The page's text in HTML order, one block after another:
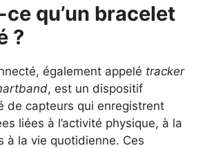
ce qu’un bracelet
?
également appelé tracker
, est un dispositif
de capteurs qui enregistrent
liées à l’activité physique, à la
à la vie quotidienne. Ces